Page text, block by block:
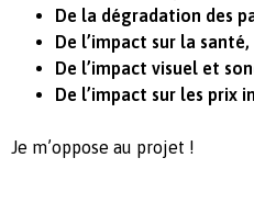
De la dégradation des
De l’impact sur la santé,
De l’impact visuel et
De l’impact sur les prix
Je m’oppose au projet !